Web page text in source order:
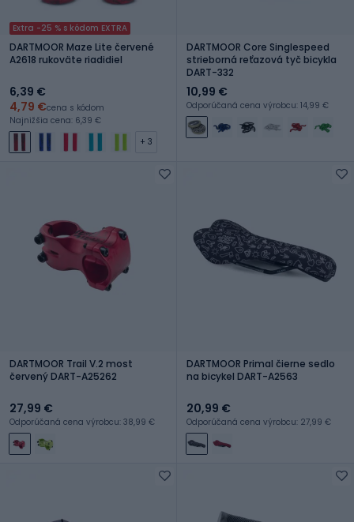
Extra -25 % s kódom EXTRA
DARTMOOR Maze Lite červené
A2618 rukoväte riadidiel
6,39 €
4,79 €cena s kódom
Najnižšia cena: 6,39 €
+ 3
DARTMOOR Core Singlespeed
strieborná reťazová tyč bicykla
DART-332
10,99 €
Odporúčaná cena výrobcu: 14,99 €
DARTMOOR Trail V.2 most
červený DART-A25262
27,99 €
Odporúčaná cena výrobcu: 38,99 €
DARTMOOR Primal čierne sedlo
na bicykel DART-A2563
20,99 €
Odporúčaná cena výrobcu: 27,99 €